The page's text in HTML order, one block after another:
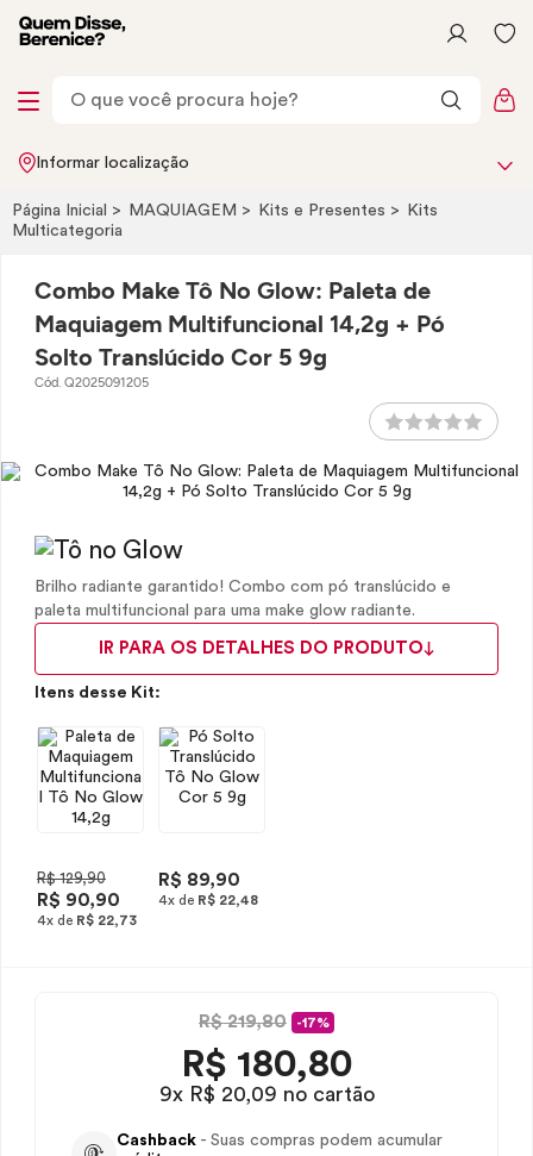
Informar localização
Página Inicial MAQUIAGEM Kits e Presentes
Kits
Multicategoria
Combo Make Tô No Glow: Paleta de
Maquiagem Multifuncional 14,2g + Pó
Solto Translúcido Cor 5 9g
Cód. Q2025091205
Brilho radiante garantido! Combo com pó translúcido e
paleta multifuncional para uma make glow radiante.
IR PARA OS DETALHES DO PRODUTO
Itens desse Kit:
R$ 129,90
R$ 90,90
4x de R$ 22,73
R$ 89,90
4x de R$ 22,48
R$ 219,80 -17%
R$ 180,80
9x R$ 20,09 no cartão
Cashback - Suas compras podem acumular